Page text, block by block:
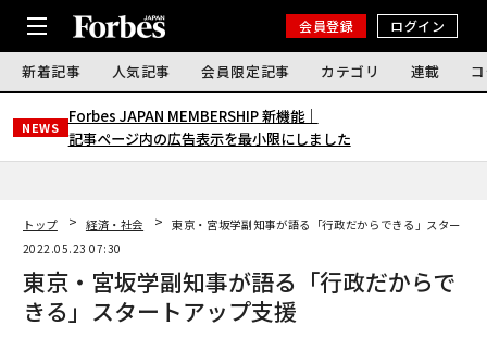
会員登録 ログイン
新着記事 人気記事 会員限定記事 カテゴリ 連載
NEWS
Forbes JAPAN MEMBERSHIP 新機能｜
記事ページ内の広告表示を最小限にしました
トップ 経済・社会
東京・宮坂学副知事が語る「行政だからできる」スタート
2022.05.23 07:30
東京・宮坂学副知事が語る「行政だからで
きる」スタートアップ支援